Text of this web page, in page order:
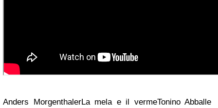
Anders MorgenthalerLa mela e il vermeTonino Abballe